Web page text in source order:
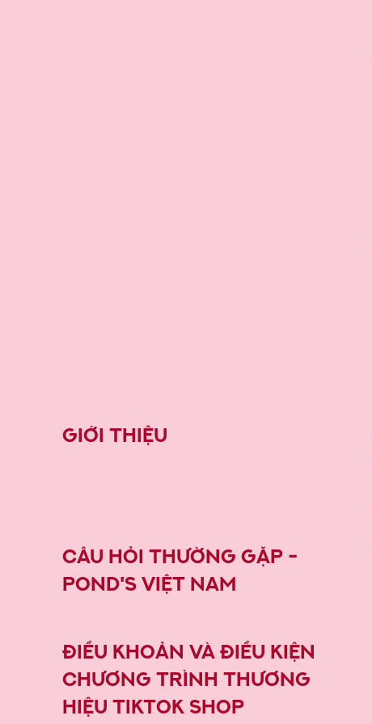
Giới thiệu
Câu Hỏi Thường Gặp -
POND'S Việt Nam
ĐIều khoản và đIều kiện
chương trình thương
hiệu tiktok shop